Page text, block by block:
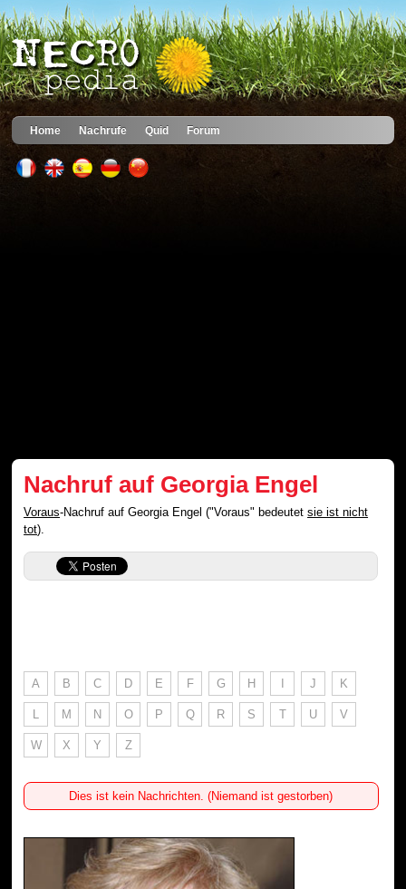
Home Nachrufe Quid Forum
Nachruf auf Georgia Engel
Voraus-Nachruf auf Georgia Engel ("Voraus" bedeutetsie ist nicht
tot).
A B C D E F G H I J K
L M N O P Q R S T U V
W X Y Z
Dies ist kein Nachrichten. (Niemand ist gestorben)